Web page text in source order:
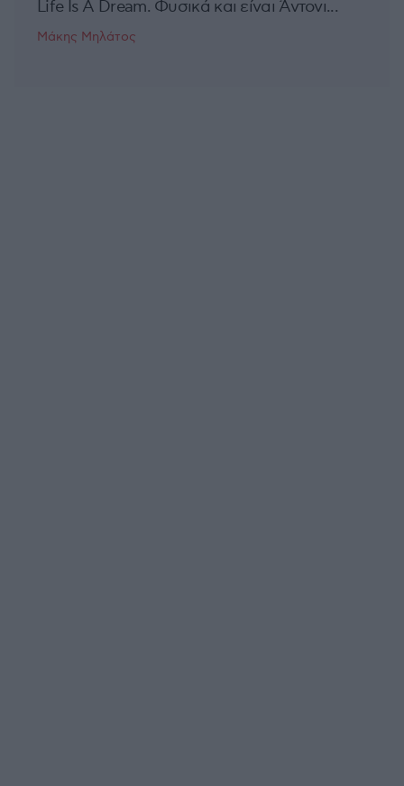
Life Is A Dream. Φυσικά και είναι Άντονι...
Μάκης Μηλάτος